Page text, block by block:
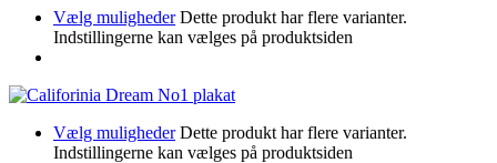
Vælg muligheder Dette produkt har flere varianter.
Indstillingerne kan vælges på produktsiden
Vælg muligheder Dette produkt har flere varianter.
Indstillingerne kan vælges på produktsiden